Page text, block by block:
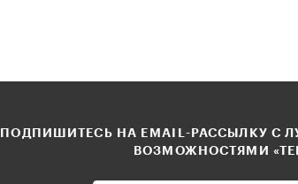
ПОДПИШИТЕСЬ НА EMAIL-РАССЫЛКУ С
ВОЗМОЖНОСТЯМИ